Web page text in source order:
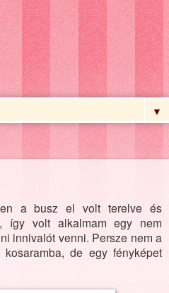
▼
a busz el volt terelve és
így volt alkalmam egy nem
innivalót venni. Persze nem a
de egy fényképet